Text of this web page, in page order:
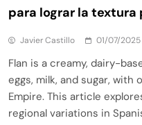
para lograr la
Javier Castillo 01/07/2025
Flan is a creamy, dairy-
eggs, milk, and sugar,
Empire. This article
regional variations in